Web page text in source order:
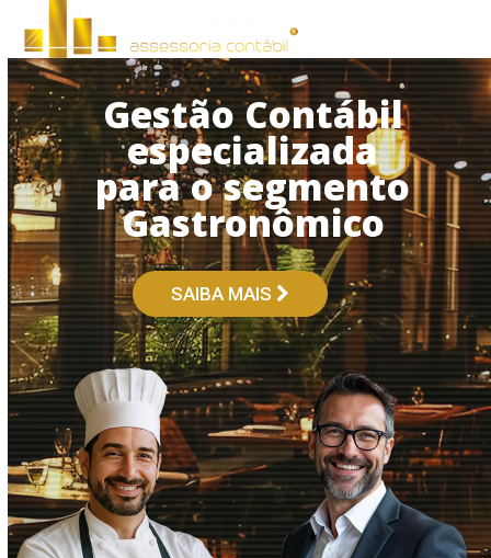
content
Open
mobile
menu
Close
mobile
menu
Gestão Contábil
especializada
para o segmento
Gastronômico
SAIBA MAIS